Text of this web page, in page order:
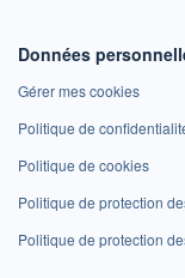
Données
Gérer mes cookies
Politique de
Politique de cookies
Politique de protection
Politique de protection